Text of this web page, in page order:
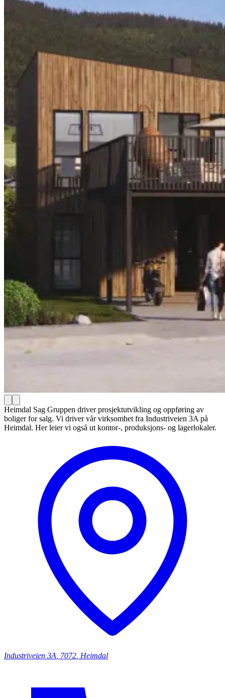
Heimdal Sag Gruppen driver prosjektutvikling og oppføring av
boliger for salg. Vi driver vår virksomhet fra Industriveien 3A på
Heimdal. Her leier vi også ut kontor-, produksjons- og lagerlokaler.
Industriveien 3A 7072 Heimdal